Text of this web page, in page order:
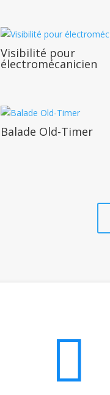
Visibilité pour
électromécanicien
Balade Old-Timer
